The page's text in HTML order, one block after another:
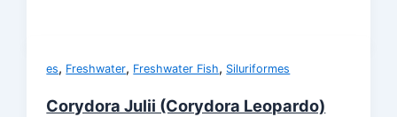
es, Freshwater, Freshwater Fish, Siluriformes
Corydora Julii (Corydora Leopardo)